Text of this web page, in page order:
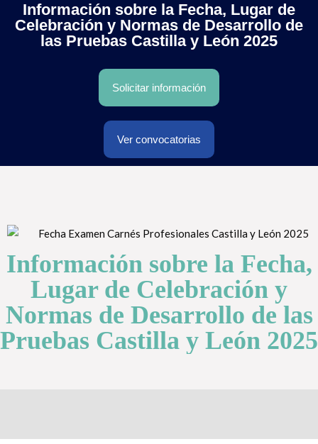
Información sobre la Fecha, Lugar de
Celebración y Normas de Desarrollo de
las Pruebas Castilla y León 2025
Solicitar información
Ver convocatorias
Información sobre la Fecha,
Lugar de Celebración y
Normas de Desarrollo de las
Pruebas Castilla y León 2025